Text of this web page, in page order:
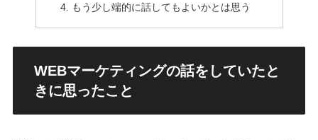
もう少し端的に話してもよいかとは思う
WEBマーケティングの話をしていたと
きに思ったこと